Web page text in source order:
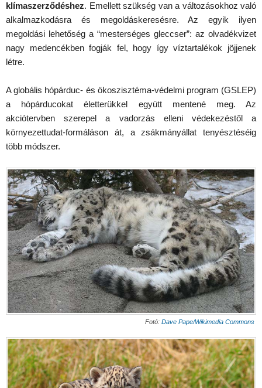
klímaszerződéshez. Emellett szükség van a változásokhoz való
alkalmazkodásra és megoldáskeresésre. Az egyik ilyen
megoldási lehetőség a “mesterséges gleccser”: az olvadékvizet
nagy medencékben fogják fel, hogy így víztartalékok jöjjenek
létre.
A globális hópárduc- és ökoszisztéma-védelmi program (GSLEP)
a hópárducokat életterükkel együtt mentené meg. Az
akciótervben szerepel a vadorzás elleni védekezéstől a
környezettudat-formáláson át, a zsákmányállat tenyésztéséig
több módszer.
Fotó: Dave Pape/Wikimedia Commons